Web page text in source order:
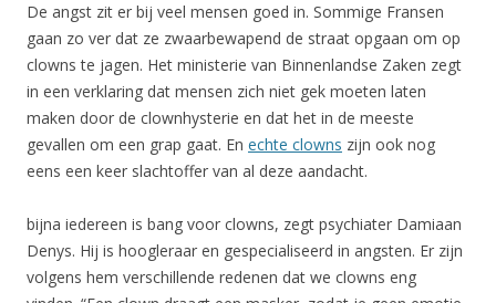
De angst zit er bij veel mensen goed in. Sommige Fransen
gaan zo ver dat ze zwaarbewapend de straat opgaan om op
clowns te jagen. Het ministerie van Binnenlandse Zaken zegt
in een verklaring dat mensen zich niet gek moeten laten
maken door de clownhysterie en dat het in de meeste
gevallen om een grap gaat. En echte clowns zijn ook nog
eens een keer slachtoffer van al deze aandacht.
bijna iedereen is bang voor clowns, zegt psychiater Damiaan
Denys. Hij is hoogleraar en gespecialiseerd in angsten. Er zijn
volgens hem verschillende redenen dat we clowns eng